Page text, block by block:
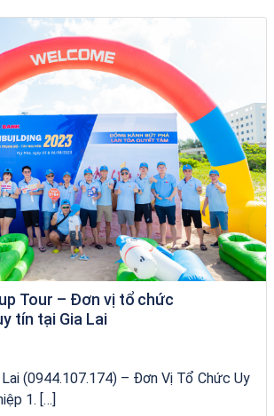
Quy Nhơn
Tour – Đơn vị tổ chức
tín tại Gia Lai
Lai (0944.107.174) – Đơn Vị Tổ Chức Uy
1. […]